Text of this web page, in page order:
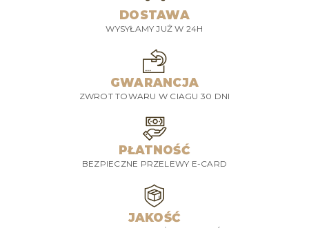
DOSTAWA
WYSYŁAMY JUŻ W 24H
GWARANCJA
ZWROT TOWARU W CIAGU 30 DNI
PŁATNOŚĆ
BEZPIECZNE PRZELEWY E-CARD
JAKOŚĆ